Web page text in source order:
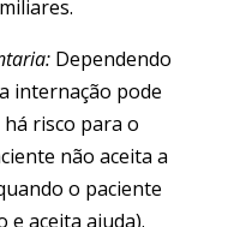
Dependendo
internação pode
risco para o
não aceita a
o paciente
e aceita ajuda).